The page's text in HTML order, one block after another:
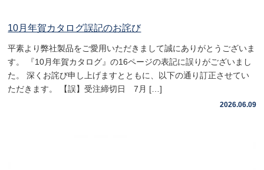
10月年賀カタログ誤記のお詫び
平素より弊社製品をご愛用いただきまして誠にありがとうございま
す。 『10月年賀カタログ』の16ページの表記に誤りがございまし
た。 深くお詫び申し上げますとともに、以下の通り訂正させてい
ただきます。 【誤】受注締切日 7月 […]
2026.06.09